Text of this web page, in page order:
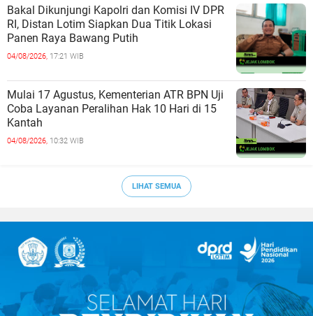
Bakal Dikunjungi Kapolri dan Komisi IV DPR
RI, Distan Lotim Siapkan Dua Titik Lokasi
Panen Raya Bawang Putih
04/08/2026, 17:21 WIB
Mulai 17 Agustus, Kementerian ATR BPN Uji
Coba Layanan Peralihan Hak 10 Hari di 15
Kantah
04/08/2026, 10:32 WIB
LIHAT SEMUA